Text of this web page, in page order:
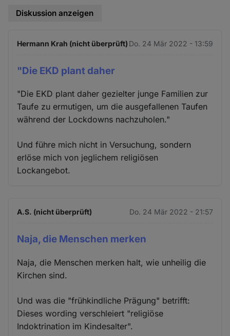
Diskussion anzeigen
Hermann Krah (nicht überprüft) Do. 24 Mär 2022 - 13:59
"Die EKD plant daher
"Die EKD plant daher gezielter junge Familien zur
Taufe zu ermutigen, um die ausgefallenen Taufen
während der Lockdowns nachzuholen."
Und führe mich nicht in Versuchung, sondern
erlöse mich von jeglichem religiösen
Lockangebot.
A.S. (nicht überprüft) Do. 24 Mär 2022 - 21:57
Naja, die Menschen merken
Naja, die Menschen merken halt, wie unheilig die
Kirchen sind.
Und was die "frühkindliche Prägung" betrifft:
Dieses wording verschleiert "religiöse
Indoktrination im Kindesalter".